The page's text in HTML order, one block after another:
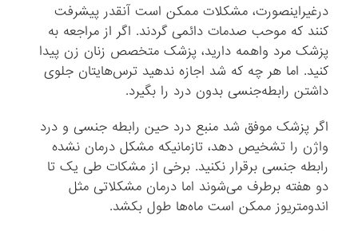
درغیراینصورت، مشکلات ممکن است آنقدر پیشرفت
کنند که موحب صدمات دائمی گردند. اگر از مراجعه به
پزشک مرد واهمه دارید، پزشک متخصص زنان زن پیدا
کنید. اما هر چه که شد اجازه ندهید ترس‌هایتان جلوی
داشتن رابطه‌جنسی بدون درد را بگیرد.
اگر پزشک موفق شد منبع درد حین رابطه‌ جنسی و درد
واژن را تشخیص دهد، تازمانیکه مشکل درمان نشده
رابطه‌ جنسی برقرار نکنید. برخی از مشکات طی یک تا
دو هفته برطرف می‌شوند اما درمان مشکلاتی مثل
اندومتریوز ممکن است ماه‌ها طول بکشد.